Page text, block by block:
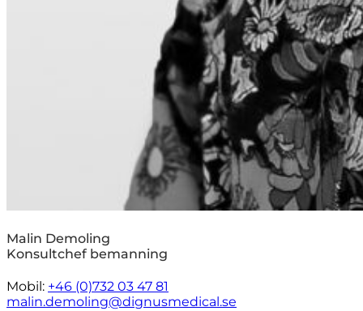
Malin Demoling
Konsultchef bemanning
Mobil: +46 (0)732 03 47 81
malin.demoling@dignusmedical.se